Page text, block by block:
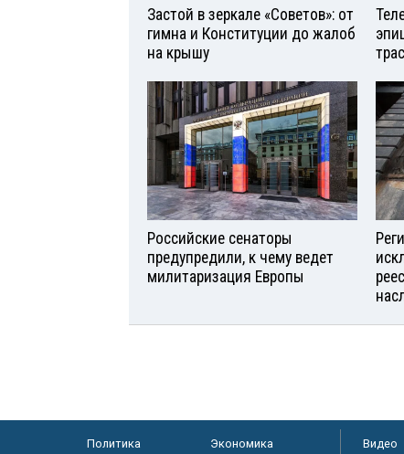
Застой в зеркале «Советов»: от
гимна и Конституции до жалоб
на крышу
Российские сенаторы
предупредили, к чему ведет
милитаризация Европы
Политика Экономика Видео